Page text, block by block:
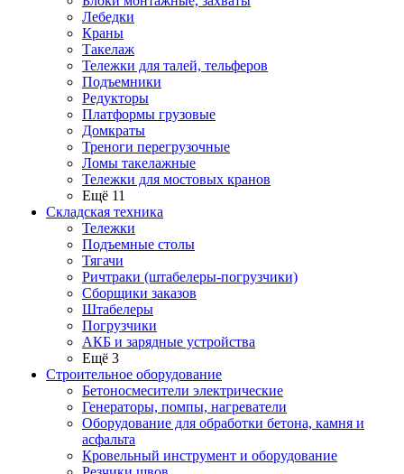
Лебедки
Краны
Такелаж
Тележки для талей, тельферов
Подъемники
Редукторы
Платформы грузовые
Домкраты
Треноги перегрузочные
Ломы такелажные
Тележки для мостовых кранов
Ещё 11
Складская техника
Тележки
Подъемные столы
Тягачи
Ричтраки (штабелеры-погрузчики)
Сборщики заказов
Штабелеры
Погрузчики
АКБ и зарядные устройства
Ещё 3
Строительное оборудование
Бетоносмесители электрические
Генераторы, помпы, нагреватели
Оборудование для обработки бетона, камня и
асфальта
Кровельный инструмент и оборудование